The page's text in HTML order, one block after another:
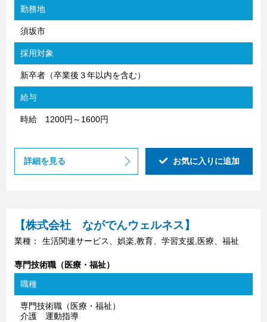
勤務地
須坂市
採用対象
新卒者（卒業後３年以内を含む）
給与
時給 1200円～1600円
詳細を見る お気に入りに追加
【株式会社 ながでんウェルネス】
業種： 生活関連サービス、娯楽,教育、学習支援,医療、福祉
専門技術職（医療・福祉）
職種
専門技術職（医療・福祉）
介護 運動指導